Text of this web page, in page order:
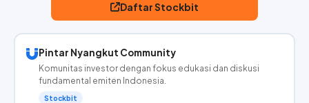
Daftar Stockbit
Pintar Nyangkut Community
Komunitas investor dengan fokus edukasi dan diskusi
fundamental emiten Indonesia.
Stockbit